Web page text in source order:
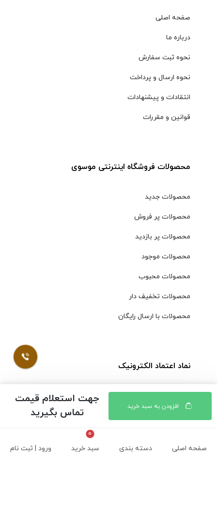
صفحه اصلی دسته بندی سبد خرید ورود | ثبت نام
افزودن به سبد خرید
جهت استعلام قیمت
تماس بگیرید
صفحه اصلی
درباره ما
نحوه ثبت سفارش
نحوه ارسال و پرداخت
انتقادات و پیشنهادات
قوانین و مقررات
محصولات فروشگاه اینترنتی موسوی
محصولات جدید
محصولات پر فروش
محصولات پر بازدید
محصولات موجود
محصولات محبوب
محصولات تخفیف دار
محصولات با ارسال رایگان
نماد اعتماد الکترونیک